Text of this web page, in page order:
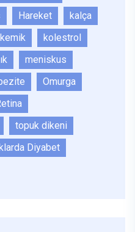
Hareket
kalça
kemik
kolestrol
meniskus
Omurga
topuk dikeni
Diyabet